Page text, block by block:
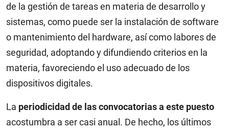
de la gestión de tareas en materia de desarrollo y
sistemas, como puede ser la instalación de software
o mantenimiento del hardware, así como labores de
seguridad, adoptando y difundiendo criterios en la
materia, favoreciendo el uso adecuado de los
dispositivos digitales.
La periodicidad de las convocatorias a este puesto
acostumbra a ser casi anual. De hecho, los últimos